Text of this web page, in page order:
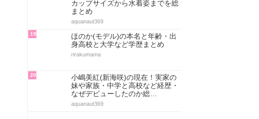
カップサイズから水着姿までを総
まとめ
aquanaut369
19
ほのか(モデル)の本名と年齢・出
身高校と大学など学歴まとめ
rirakumama
20
小嶋美紅(新海咲)の現在！実家の
妹や家族・中学と高校など経歴・
なぜデビューしたのか総…
aquanaut369